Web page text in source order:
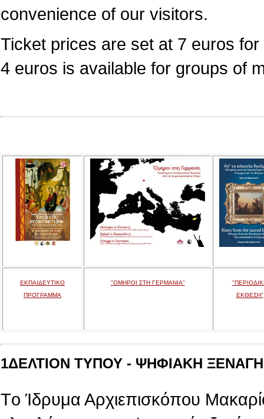
convenience of our visitors.
Ticket prices are set at 7 euros
4 euros is available for groups of
ΕΚΠΑΙΔΕΥΤΙΚΟ
ΠΡΟΓΡΑΜΜΑ
"ΟΜΗΡΟΙ ΣΤΗ ΓΕΡΜΑΝΙΑ"
ΕΚΘΕΣΗ"
1ΔΕΛΤΙΟΝ ΤΥΠΟΥ - ΨΗΦΙΑΚΗ
Tο Ίδρυμα Αρχιεπισκόπου